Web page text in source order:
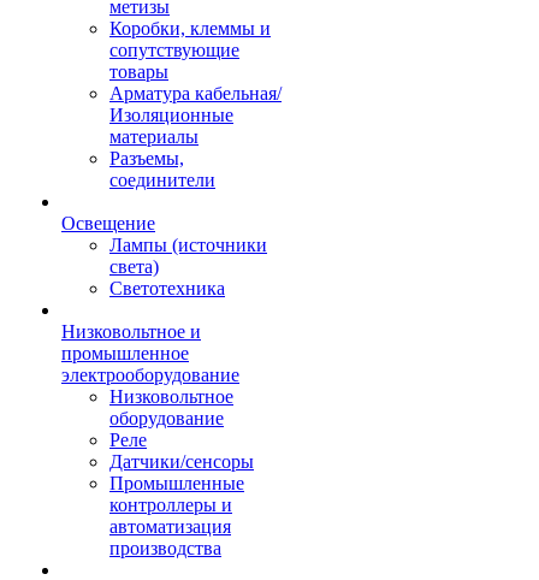
метизы
Коробки, клеммы и
сопутствующие
товары
Арматура кабельная/
Изоляционные
материалы
Разъемы,
соединители
Освещение
Лампы (источники
света)
Светотехника
Низковольтное и
промышленное
электрооборудование
Низковольтное
оборудование
Реле
Датчики/сенсоры
Промышленные
контроллеры и
автоматизация
производства